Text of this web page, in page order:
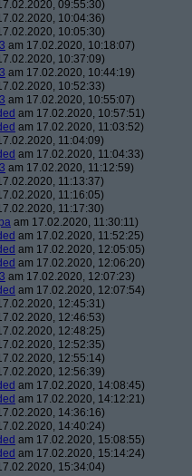
09:55:30)
10:04:36)
10:05:30)
am 17.02.2020, 10:18:07)
10:37:09)
am 17.02.2020, 10:44:19)
10:52:33)
am 17.02.2020, 10:55:07)
am 17.02.2020, 10:57:51)
am 17.02.2020, 11:03:52)
11:04:09)
am 17.02.2020, 11:04:33)
am 17.02.2020, 11:12:59)
11:13:37)
11:16:05)
11:17:30)
am 17.02.2020, 11:30:11)
am 17.02.2020, 11:52:25)
am 17.02.2020, 12:05:05)
am 17.02.2020, 12:06:20)
am 17.02.2020, 12:07:23)
am 17.02.2020, 12:07:54)
12:45:31)
12:46:53)
12:48:25)
12:52:35)
12:55:14)
12:56:39)
am 17.02.2020, 14:08:45)
am 17.02.2020, 14:12:21)
14:36:16)
14:40:24)
am 17.02.2020, 15:08:55)
am 17.02.2020, 15:14:24)
15:34:04)